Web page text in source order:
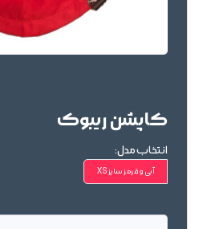
کاپشن ریبوک
انتخاب مدل:
آبی و قرمز سایز XS